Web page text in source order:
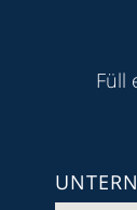
Füll